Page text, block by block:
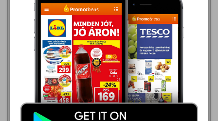
2026.08.10 - 08.17
3 499,00 Ft
Cellkolor zománcfesték
TESCO
2026.08.06 - 08.12
4 699,00 Ft
Eurofarbe Matt Latex
mosható falfesték